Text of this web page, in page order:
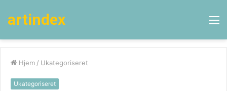
artindex
Hjem / Ukategoriseret
Ukategoriseret